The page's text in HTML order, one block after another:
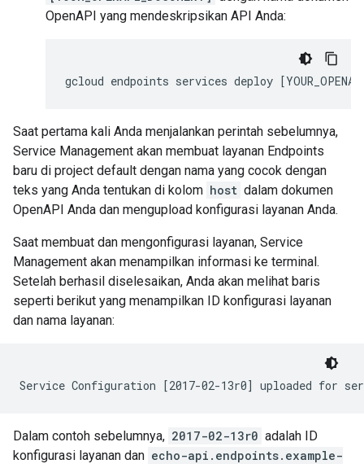
OpenAPI yang mendeskripsikan API Anda:
gcloud endpoints services deploy [
Saat pertama kali Anda menjalankan perintah sebelumnya,
Service Management akan membuat layanan Endpoints
baru di project default dengan nama yang cocok dengan
teks yang Anda tentukan di kolom host dalam dokumen
OpenAPI Anda dan mengupload konfigurasi layanan Anda.
Saat membuat dan mengonfigurasi layanan, Service
Management akan menampilkan informasi ke terminal.
Setelah berhasil diselesaikan, Anda akan melihat baris
seperti berikut yang menampilkan ID konfigurasi layanan
dan nama layanan:
Dalam contoh sebelumnya, 2017-02-13r0 adalah ID
konfigurasi layanan dan echo-api.endpoints.example-